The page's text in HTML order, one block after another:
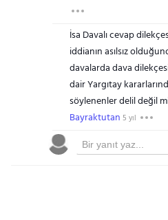
İsa Davalı cevap
iddianın asılsız
davalarda dava
dair Yargıtay
söylenenler delil değil
Bayraktutan 5 yıl